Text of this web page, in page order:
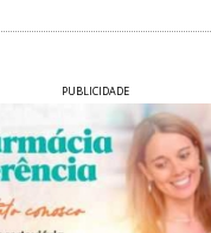
PUBLICIDADE